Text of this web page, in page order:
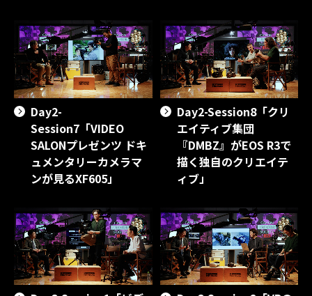
Day2-
Session7「VIDEO
SALONプレゼンツ ドキ
ュメンタリーカメラマ
ンが見るXF605」
Day2-Session8「クリ
エイティブ集団
『DMBZ』がEOS R3で
描く独自のクリエイテ
ィブ」